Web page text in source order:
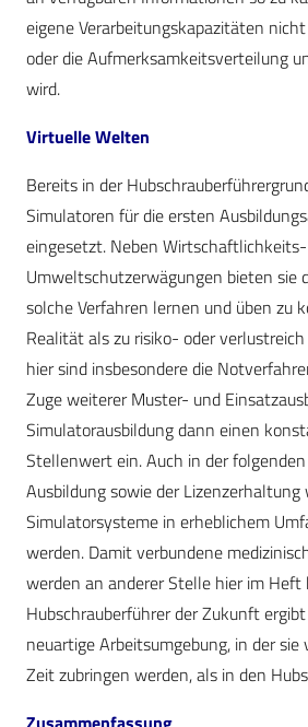
eigene Verarbeitungskapazitäten
oder die Aufmerksamkeitsverteilung
wird.
Virtuelle Welten
Bereits in der
Simulatoren für die ersten
eingesetzt. Neben
Umweltschutzerwägungen bieten sie
solche Verfahren lernen und üben zu
Realität als zu risiko- oder
hier sind insbesondere die
Zuge weiterer Muster- und
Simulatorausbildung dann einen
Stellenwert ein. Auch in der
Ausbildung sowie der Lizenzerhaltung
Simulatorsysteme in erheblichem
werden. Damit verbundene
werden an anderer Stelle hier im Heft
Hubschrauberführer der Zukunft
neuartige Arbeitsumgebung, in der
Zeit zubringen werden, als in den